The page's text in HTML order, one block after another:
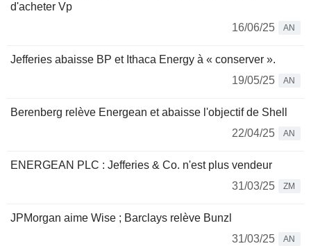
d'acheter Vp
16/06/25
AN
Jefferies abaisse BP et Ithaca Energy à « conserver ».
19/05/25
AN
Berenberg relève Energean et abaisse l'objectif de Shell
22/04/25
AN
ENERGEAN PLC : Jefferies & Co. n'est plus vendeur
31/03/25
ZM
JPMorgan aime Wise ; Barclays relève Bunzl
31/03/25
AN